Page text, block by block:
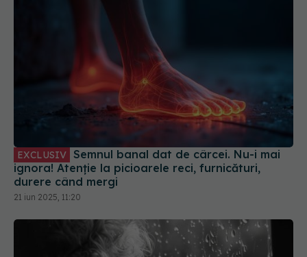
EXCLUSIV
ignora! Atenție la picioarele reci, furnicături,
durere când mergi
21 iun 2025, 11:20